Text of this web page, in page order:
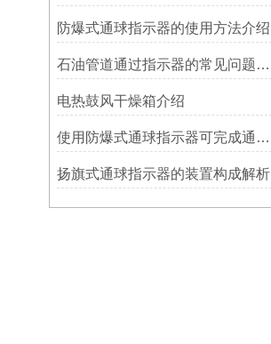
防爆式通球指示器的使用方法介绍
石油管道通过指示器的常见问题及解决方式
电热鼓风干燥箱介绍
使用防爆式通球指示器可完成通球指示功能
扬旗式通球指示器的装置构成解析